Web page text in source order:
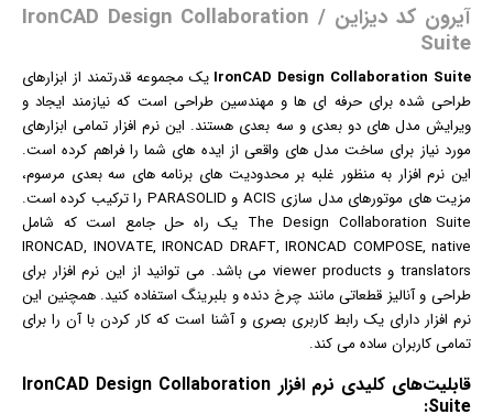
آیرون کد دیزاین / IronCAD Design Collaboration
Suite
IronCAD Design Collaboration Suite یک مجموعه قدرتمند از ابزارهای
طراحی شده برای حرفه ای ها و مهندسین طراحی است که نیازمند ایجاد و
ویرایش مدل های دو بعدی و سه بعدی هستند. این نرم افزارتمامی ابزارهای
مورد نیاز برای ساخت مدل های واقعی از ایده های شما را فراهم کرده است.
این نرم افزار به منظور غلبه بر محدودیت های برنامه های سه بعدی مرسوم،
مزیت های موتورهای مدل سازی ACIS و PARASOLID را ترکیب کرده است.
The Design Collaboration Suite یک راه حل جامع است که شامل
IRONCAD, INOVATE, IRONCAD DRAFT, IRONCAD COMPOSE, native
translators و viewer products می باشد. می توانید از این نرم افزار برای
طراحی و آنالیز قطعاتی مانند چرخ دنده و بلبرینگ استفاده کنید. همچنین این
نرم افزار دارای یک رابط کاربری بصری و آشنا است که کار کردن با آن را برای
تمامی کاربران ساده می کند.
قابلیت‌های کلیدی نرم افزار IronCAD Design Collaboration
Suite: